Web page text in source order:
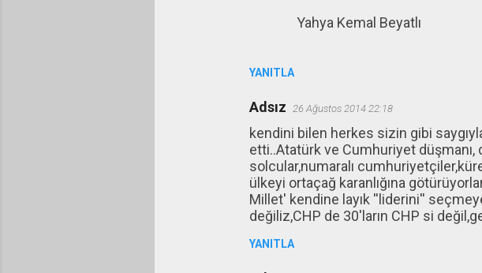
YANITLA
Yahya Kemal Beyatlı
Adsız 26 Ağustos 2014 22:18
kendini bilen herkes sizin gibi
etti..Atatürk ve Cumhuriyet
solcular,numaralı
ülkeyi ortaçağ karanlığına
Millet' kendine layık ''liderini''
değiliz,CHP de 30'ların CHP si
YANITLA